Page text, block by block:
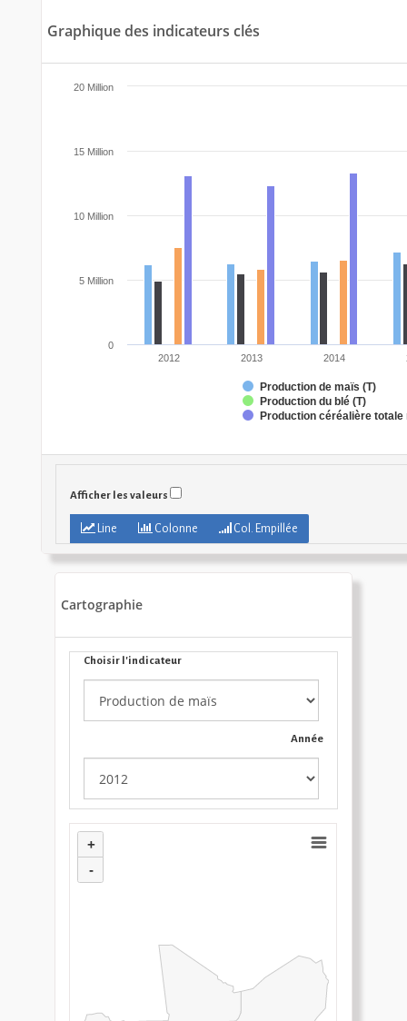
Graphique des indicateurs clés
Production de maïs (T)
Production du blé (T)
Production céréalière totale
2012 2013 2014
0
5 Million
10 Million
15 Million
20 Million
Afficher les valeurs
Line Colonne Col. Empillée
Cartographie
Choisir l'indicateur
Année
+
-